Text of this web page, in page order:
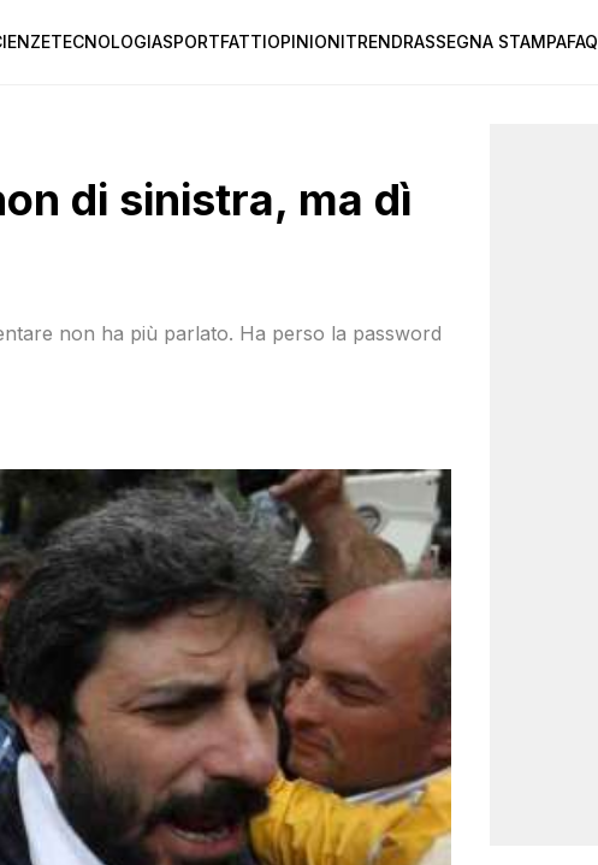
TECNOLOGIASPORTFATTIOPINIONITRENDRASSEGNA STAMPAFAQ
di sinistra, ma dì
non ha più parlato. Ha perso la password